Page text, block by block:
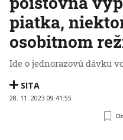
piatka,
osobitnom
Ide o jednorazovú dávku
SITA
28. 11. 2023 09:41:55